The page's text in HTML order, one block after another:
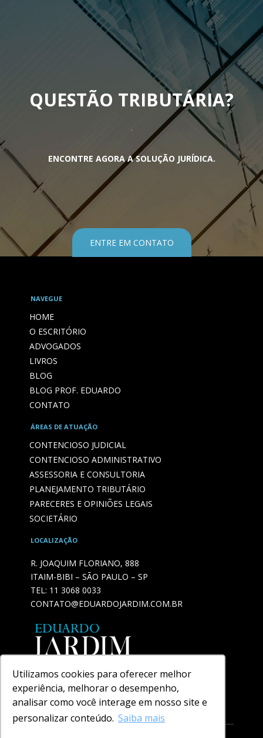
Utilizamos cookies para oferecer melhor
experiência, melhorar o desempenho,
analisar como você interage em nosso site e
personalizar conteúdo. Saiba mais
QUESTÃO TRIBUTÁRIA?
ENCONTRE AGORA A SOLUÇÃO JURÍDICA.
ENTRE EM CONTATO
NAVEGUE
HOME
O ESCRITÓRIO
ADVOGADOS
LIVROS
BLOG
BLOG PROF. EDUARDO
CONTATO
ÁREAS DE ATUAÇÃO
CONTENCIOSO JUDICIAL
CONTENCIOSO ADMINISTRATIVO
ASSESSORIA E CONSULTORIA
PLANEJAMENTO TRIBUTÁRIO
PARECERES E OPINIÕES LEGAIS
SOCIETÁRIO
LOCALIZAÇÃO
R. JOAQUIM FLORIANO, 888
ITAIM-BIBI – SÃO PAULO – SP
TEL: 11 3068 0033
CONTATO@EDUARDOJARDIM.COM.BR